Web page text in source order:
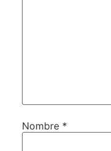
Nombre *